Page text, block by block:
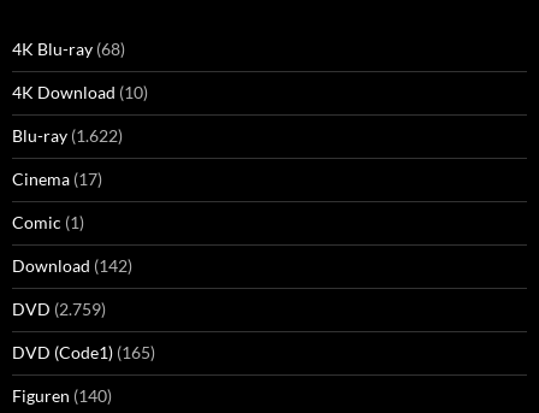
4K Blu-ray (68)
4K Download (10)
Blu-ray (1.622)
Cinema (17)
Comic (1)
Download (142)
DVD (2.759)
DVD (Code1) (165)
Figuren (140)